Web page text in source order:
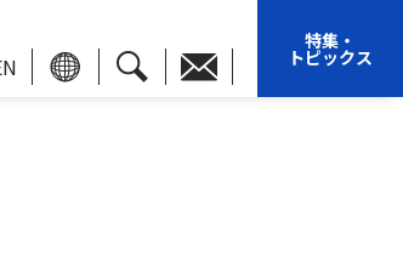
特集・
トピックス